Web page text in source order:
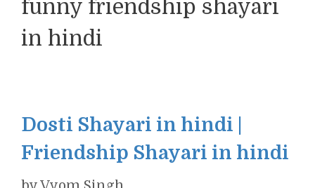
funny friendship shayari
in hindi
Dosti Shayari in hindi |
Friendship Shayari in hindi